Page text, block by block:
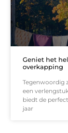
Geniet het
overkapping
Tegenwoordig
een
biedt de
jaar